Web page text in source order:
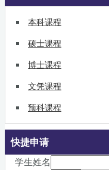
本科课程
硕士课程
博士课程
文凭课程
预科课程
快捷申请
学生姓名